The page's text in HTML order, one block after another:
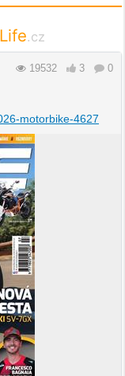
.cz
19532 3 0
motorbike-4627